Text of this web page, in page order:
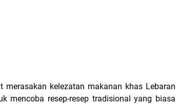
kelezatan makanan khas Lebaran
mencoba resep-resep tradisional yang biasa